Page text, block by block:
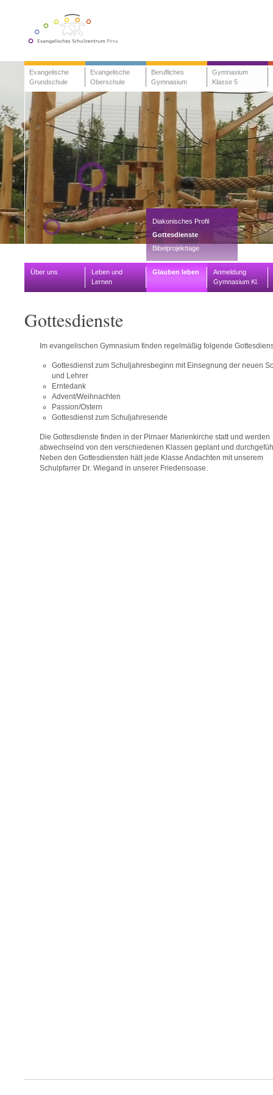
Evangelische
Grundschule
Evangelische
Oberschule
Berufliches
Gymnasium
Gymnasium
Klasse 5
Über uns
Leben und
Lernen
Glauben leben
Diakonisches Profil
Gottesdienste
Bibelprojekttage
Anmeldung
Gymnasium Kl.
5
Gottesdienste
Im evangelischen Gymnasium finden regelmäßig folgende
Gottesdienst zum Schuljahresbeginn mit Einsegnung der neuen
und Lehrer
Erntedank
Advent/Weihnachten
Passion/Ostern
Gottesdienst zum Schuljahresende
Die Gottesdienste finden in der Pirnaer Marienkirche statt und werden
abwechselnd von den verschiedenen Klassen geplant und
Neben den Gottesdiensten hält jede Klasse Andachten mit unserem
Schulpfarrer Dr. Wiegand in unserer Friedensoase.